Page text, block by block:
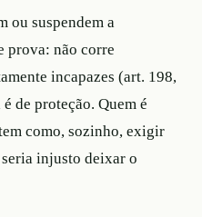
ou suspendem a
prova: não corre
incapazes (art. 198,
de proteção. Quem é
como, sozinho, exigir
injusto deixar o